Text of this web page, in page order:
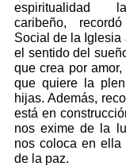
espiritualidad
caribeño,
Social de la Iglesia
el sentido del
que crea por
que quiere la
hijas. Además,
está en
nos exime de la
nos coloca en
de la paz.